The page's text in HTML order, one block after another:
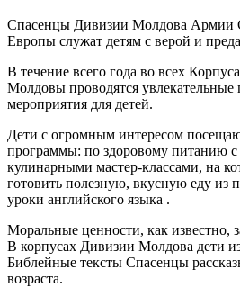
Спасенцы Дивизии Молдова Армии
Европы служат детям с верой и
В течение всего года во всех
Молдовы проводятся
мероприятия для детей.
Дети с огромным интересом
программы: по здоровому питанию с
кулинарными мастер-классами, на
готовить полезную, вкусную еду из
уроки английского языка .
Моральные ценности, как известно,
В корпусах Дивизии Молдова дети
Библейные тексты Спасенцы
возраста.